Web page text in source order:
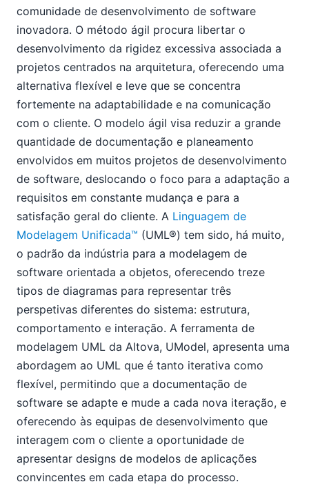
comunidade de desenvolvimento de software
inovadora. O método ágil procura libertar o
desenvolvimento da rigidez excessiva associada a
projetos centrados na arquitetura, oferecendo uma
alternativa flexível e leve que se concentra
fortemente na adaptabilidade e na comunicação
com o cliente. O modelo ágil visa reduzir a grande
quantidade de documentação e planeamento
envolvidos em muitos projetos de desenvolvimento
de software, deslocando o foco para a adaptação a
requisitos em constante mudança e para a
satisfação geral do cliente. A Linguagem de
Modelagem Unificada™ (UML®) tem sido, há muito,
o padrão da indústria para a modelagem de
software orientada a objetos, oferecendo treze
tipos de diagramas para representar três
perspetivas diferentes do sistema: estrutura,
comportamento e interação. A ferramenta de
modelagem UML da Altova, UModel, apresenta uma
abordagem ao UML que é tanto iterativa como
flexível, permitindo que a documentação de
software se adapte e mude a cada nova iteração, e
oferecendo às equipas de desenvolvimento que
interagem com o cliente a oportunidade de
apresentar designs de modelos de aplicações
convincentes em cada etapa do processo.